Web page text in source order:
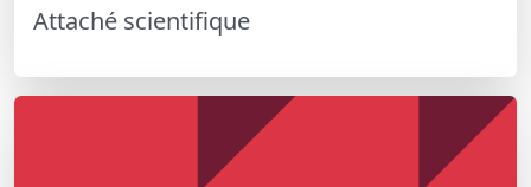
Attaché scientifique